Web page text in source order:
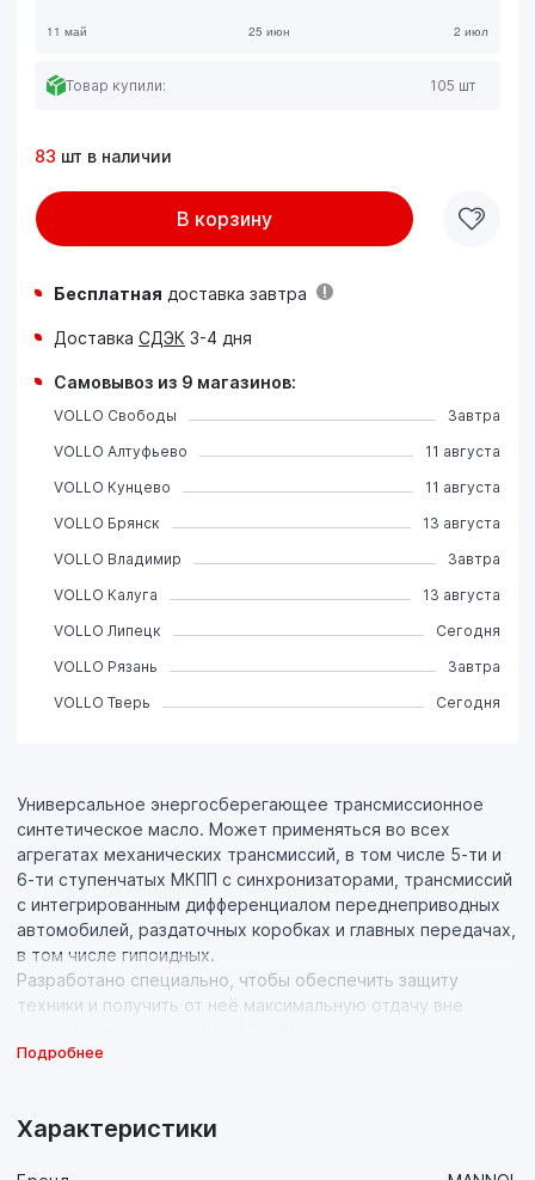
Универсальное энергосберегающее трансмисcионное
синтетическое масло. Может применяться во всех
агрегатах механических трансмиссий, в том числе 5-ти и
6-ти ступенчатых МКПП с синхронизаторами, трансмиссий
с интегрированным дифференциалом переднеприводных
автомобилей, раздаточных коробках и главных передачах,
в том числе гипоидных.
Разработано специально, чтобы обеспечить защиту
техники и получить от неё максимальную отдачу вне
качества, обладающая идеальной вязкостью в
Подробнее
Характеристики
Товар купили: 105 шт
83 шт в наличии
В корзину
Бесплатная доставка завтра
Доставка СДЭК 3-4 дня
Самовывоз из 9 магазинов:
VOLLO Свободы
Завтра
VOLLO Алтуфьево
11 августа
VOLLO Кунцево
11 августа
VOLLO Брянск
13 августа
VOLLO Владимир
Завтра
VOLLO Калуга
13 августа
VOLLO Липецк
Сегодня
VOLLO Рязань
Завтра
VOLLO Тверь
Сегодня